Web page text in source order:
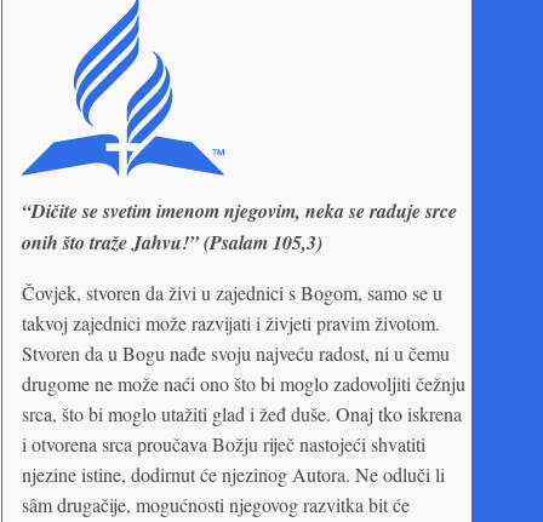
“Dičite se svetim imenom njegovim, neka se raduje srce
onih što traže Jahvu!” (Psalam 105,3)
Čovjek, stvoren da živi u zajednici s Bogom, samo se u
takvoj zajednici može razvijati i živjeti pravim životom.
Stvoren da u Bogu nađe svoju najveću radost, ni u čemu
drugome ne može naći ono što bi moglo zadovoljiti čežnju
srca, što bi moglo utažiti glad i žeđ duše. Onaj tko iskrena
i otvorena srca proučava Božju riječ nastojeći shvatiti
njezine istine, dodirnut će njezinog Autora. Ne odluči li
sâm drugačije, mogućnosti njegovog razvitka bit će